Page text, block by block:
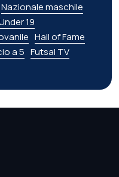
Nazionale maschile
19
Hall of Fame
a 5 Futsal TV